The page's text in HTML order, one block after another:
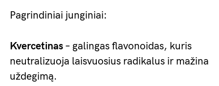
Pagrindiniai junginiai:
Kvercetinas – galingas flavonoidas, kuris
neutralizuoja laisvuosius radikalus ir mažina
uždegimą.